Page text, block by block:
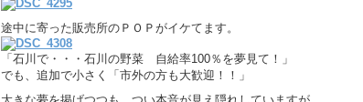
途中に寄った販売所のＰＯＰがイケてます。
「石川で・・・石川の野菜 自給率100％を夢見て！」
でも、追加で小さく「市外の方も大歓迎！！」